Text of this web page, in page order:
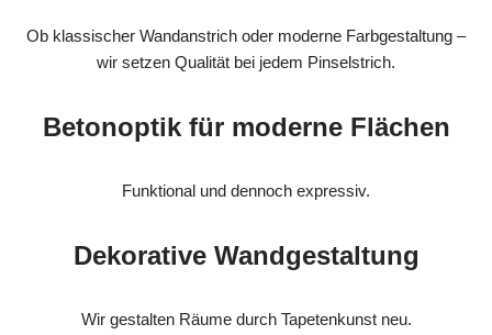
Ob klassischer Wandanstrich oder moderne Farbgestaltung –
wir setzen Qualität bei jedem Pinselstrich.
Betonoptik für moderne Flächen
Funktional und dennoch expressiv.
Dekorative Wandgestaltung
Wir gestalten Räume durch Tapetenkunst neu.